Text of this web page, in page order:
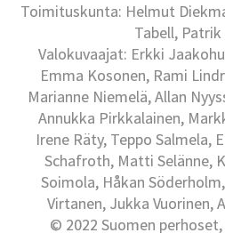
Toimituskunta: Helmut
Tabell, Patrik
Valokuvaajat: Erkki
Emma Kosonen, Rami
Marianne Niemelä, Allan
Annukka Pirkkalainen,
Irene Räty, Teppo Salmela,
Schafroth, Matti Selänne,
Soimola, Håkan
Virtanen, Jukka Vuorinen,
© 2022 Suomen